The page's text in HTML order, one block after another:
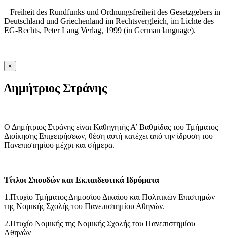
– Freiheit des Rundfunks und Ordnungsfreiheit des Gesetzgebers in
Deutschland und Griechenland im Rechtsvergleich, im Lichte des
EG-Rechts, Peter Lang Verlag, 1999 (in German language).
×
Δημήτριος Στράνης
Ο Δημήτριος Στράνης είναι Καθηγητής Α’ Βαθμίδας του Τμήματος
Διοίκησης Επιχειρήσεων, θέση αυτή κατέχει από την ίδρυση του
Πανεπιστημίου μέχρι και σήμερα.
Τίτλοι Σπουδών και Εκπαιδευτικά Ιδρύματα
1.Πτυχίο Τμήματος Δημοσίου Δικαίου και Πολιτικών Επιστημών
της Νομικής Σχολής του Πανεπιστημίου Αθηνών.
2.Πτυχίο Νομικής της Νομικής Σχολής του Πανεπιστημίου
Αθηνών